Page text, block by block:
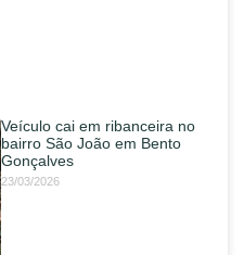
Veículo cai em ribanceira no
bairro São João em Bento
Gonçalves
23/03/2026